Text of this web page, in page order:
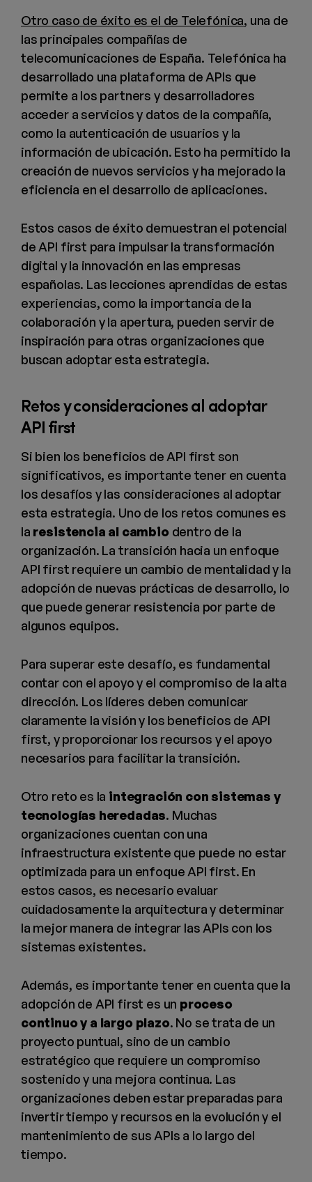
Otro caso de éxito es el de Telefónica, una de
las principales compañías de
telecomunicaciones de España. Telefónica ha
desarrollado una plataforma de APIs que
permite a los partners y desarrolladores
acceder a servicios y datos de la compañía,
como la autenticación de usuarios y la
información de ubicación. Esto ha permitido la
creación de nuevos servicios y ha mejorado la
eficiencia en el desarrollo de aplicaciones.
Estos casos de éxito demuestran el potencial
de API first para impulsar la transformación
digital y la innovación en las empresas
españolas. Las lecciones aprendidas de estas
experiencias, como la importancia de la
colaboración y la apertura, pueden servir de
inspiración para otras organizaciones que
buscan adoptar esta estrategia.
Retos y consideraciones al adoptar
API first
Si bien los beneficios de API first son
significativos, es importante tener en cuenta
los desafíos y las consideraciones al adoptar
esta estrategia. Uno de los retos comunes es
la resistencia al cambio dentro de la
organización. La transición hacia un enfoque
API first requiere un cambio de mentalidad y la
adopción de nuevas prácticas de desarrollo, lo
que puede generar resistencia por parte de
algunos equipos.
Para superar este desafío, es fundamental
contar con el apoyo y el compromiso de la alta
dirección. Los líderes deben comunicar
claramente la visión y los beneficios de API
first, y proporcionar los recursos y el apoyo
necesarios para facilitar la transición.
Otro reto es la integración con sistemas y
tecnologías heredadas. Muchas
organizaciones cuentan con una
infraestructura existente que puede no estar
optimizada para un enfoque API first. En
estos casos, es necesario evaluar
cuidadosamente la arquitectura y determinar
la mejor manera de integrar las APIs con los
sistemas existentes.
Además, es importante tener en cuenta que la
adopción de API first es un proceso
continuo y a largo plazo. No se trata de un
proyecto puntual, sino de un cambio
estratégico que requiere un compromiso
sostenido y una mejora continua. Las
organizaciones deben estar preparadas para
invertir tiempo y recursos en la evolución y el
mantenimiento de sus APIs a lo largo del
tiempo.